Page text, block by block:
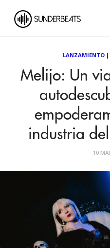
LANZAMIENTO|
Melijo: Un
industria
10